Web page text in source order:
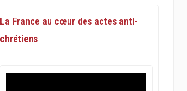
La France au cœur des actes anti-
chrétiens